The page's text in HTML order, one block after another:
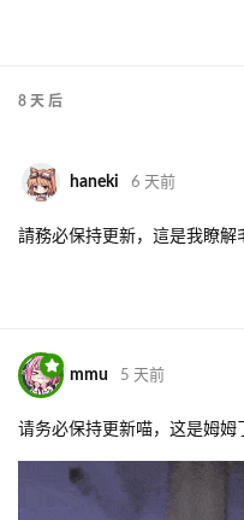
8 天 后
haneki 6 天前
請務必保持更新，這是我瞭解
mmu 5 天前
请务必保持更新喵，这是姆姆